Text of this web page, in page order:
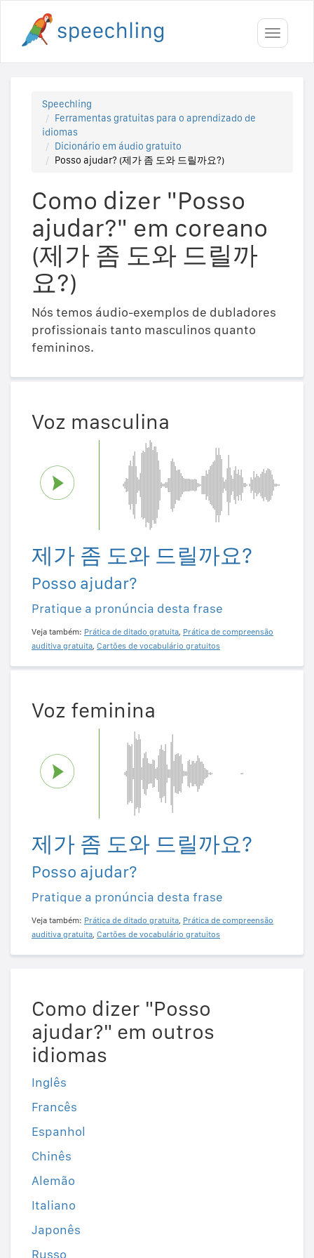
Toggle
Speechling
Ferramentas gratuitas para o aprendizado de
idiomas
Dicionário em áudio gratuito
Posso ajudar? (제가 좀 도와 드릴까요?)
Como dizer "Posso
ajudar?" em coreano
(제가 좀 도와 드릴까
요?)
Nós temos áudio-exemplos de dubladores
profissionais tanto masculinos quanto
femininos.
Voz masculina
제가 좀 도와 드릴까요?
Posso ajudar?
Pratique a pronúncia desta frase
Veja também: Prática de ditado gratuita, Prática de compreensão
auditiva gratuita, Cartões de vocabulário gratuitos
Voz feminina
제가 좀 도와 드릴까요?
Posso ajudar?
Pratique a pronúncia desta frase
Veja também: Prática de ditado gratuita, Prática de compreensão
auditiva gratuita, Cartões de vocabulário gratuitos
Como dizer "Posso
ajudar?" em outros
idiomas
Inglês
Francês
Espanhol
Chinês
Alemão
Italiano
Japonês
Russo